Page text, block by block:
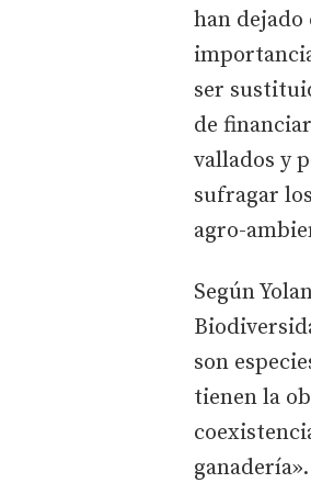
han dejado
ser
de
vallados y
sufragar
agro-
Según
son
tienen la
ganadería».